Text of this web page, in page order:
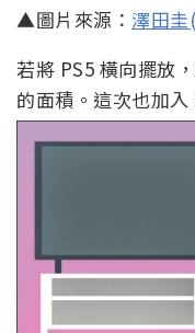
▲圖片來源： 澤田
若將 PS5 橫向擺放
的面積。這次也加入